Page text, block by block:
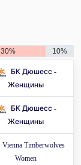
30% 10%
БК Дюшесс -
Женщины
БК Дюшесс -
Женщины
Vienna Timberwolves
Women